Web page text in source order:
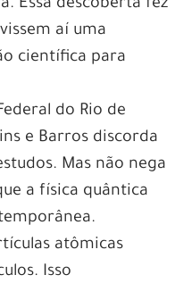
Essa descoberta fez
aí uma
científica para
do Rio de
e Barros discorda
Mas não nega
a física quântica
atômicas
Isso